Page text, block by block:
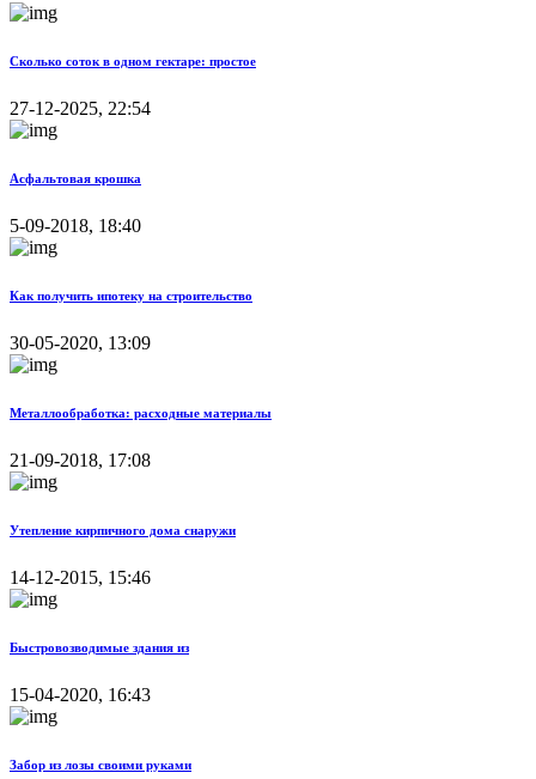
Сколько соток в одном гектаре: простое
27-12-2025, 22:54
Асфальтовая крошка
5-09-2018, 18:40
Как получить ипотеку на строительство
30-05-2020, 13:09
Металлообработка: расходные материалы
21-09-2018, 17:08
Утепление кирпичного дома снаружи
14-12-2015, 15:46
Быстровозводимые здания из
15-04-2020, 16:43
Забор из лозы своими руками